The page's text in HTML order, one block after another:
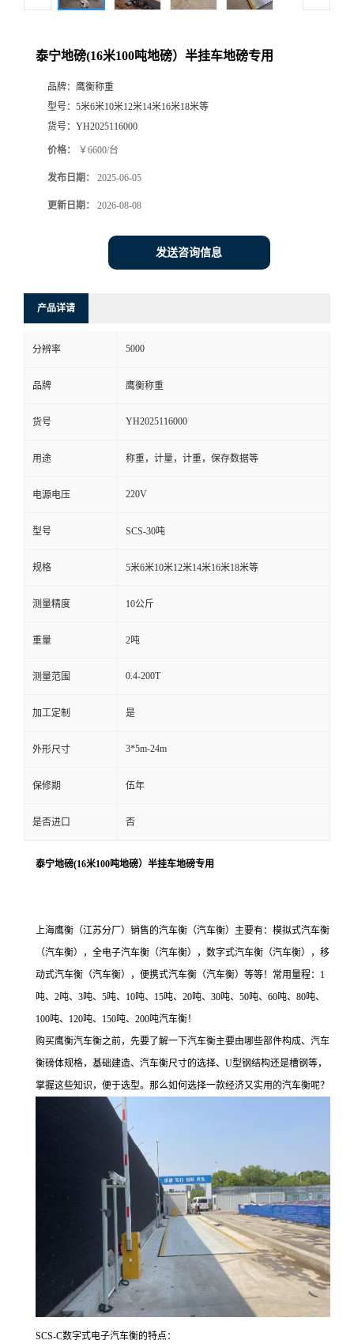
泰宁地磅(16米100吨地磅）半挂车地磅专用
品牌： 鹰衡称重
型号： 5米6米10米12米14米16米18米等
货号： YH2025116000
价格： ￥6600/台
发布日期： 2025-06-05
更新日期： 2026-08-08
发送咨询信息
产品详请
分辨率 5000
品牌 鹰衡称重
货号 YH2025116000
用途 称重，计量，计重，保存数据等
电源电压 220V
型号 SCS-30吨
规格 5米6米10米12米14米16米18米等
测量精度 10公斤
重量 2吨
测量范围 0.4-200T
加工定制 是
外形尺寸 3*5m-24m
保修期 伍年
是否进口 否
泰宁地磅(16米100吨地磅）半挂车地磅专用
上海鹰衡（江苏分厂）销售的汽车衡（汽车衡）主要有：模拟式汽车衡
（汽车衡），全电子汽车衡（汽车衡），数字式汽车衡（汽车衡），移
动式汽车衡（汽车衡），便携式汽车衡（汽车衡）等等！常用量程：1
吨、2吨、3吨、5吨、10吨、15吨、20吨、30吨、50吨、60吨、80吨、
100吨、120吨、150吨、200吨汽车衡！
购买鹰衡汽车衡之前，先要了解一下汽车衡主要由哪些部件构成、汽车
衡磅体规格，基础建造、汽车衡尺寸的选择、U型钢结构还是槽钢等，
掌握这些知识，便于选型。那么如何选择一款经济又实用的汽车衡呢？
SCS-C数字式电子汽车衡的特点：